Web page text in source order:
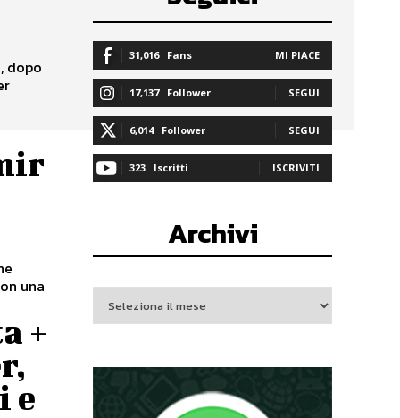
dopo
una
+
e
31,016 Fans MI PIACE
17,137 Follower SEGUI
6,014 Follower SEGUI
323 Iscritti ISCRIVITI
Archivi